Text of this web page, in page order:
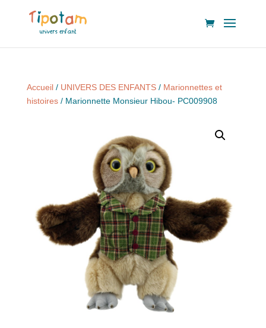
Accueil/ UNIVERS DES ENFANTS/ Marionnettes et
histoires/ Marionnette Monsieur Hibou- PC009908